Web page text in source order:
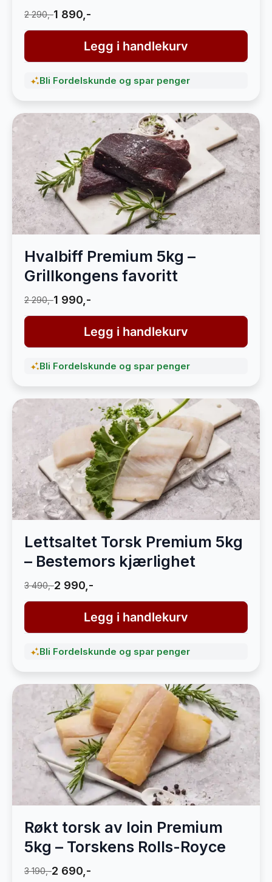
2 290,-1 890,-
Legg i handlekurv
Bli Fordelskunde og spar penger
Hvalbiff Premium 5kg –
Grillkongens favoritt
2 290,-1 990,-
Legg i handlekurv
Bli Fordelskunde og spar penger
Lettsaltet Torsk Premium 5kg
– Bestemors kjærlighet
3 490,-2 990,-
Legg i handlekurv
Bli Fordelskunde og spar penger
Røkt torsk av loin Premium
5kg – Torskens Rolls-Royce
3 190,-2 690,-